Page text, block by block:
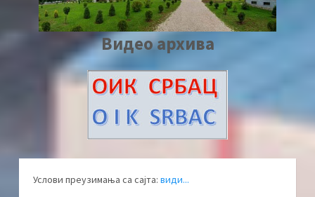
Видео архива
Услови преузимања са сајта: види...